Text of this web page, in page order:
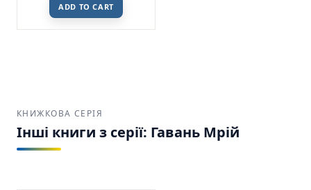
ADD TO CART
КНИЖКОВА СЕРІЯ
Інші книги з серії: Гавань Мрій